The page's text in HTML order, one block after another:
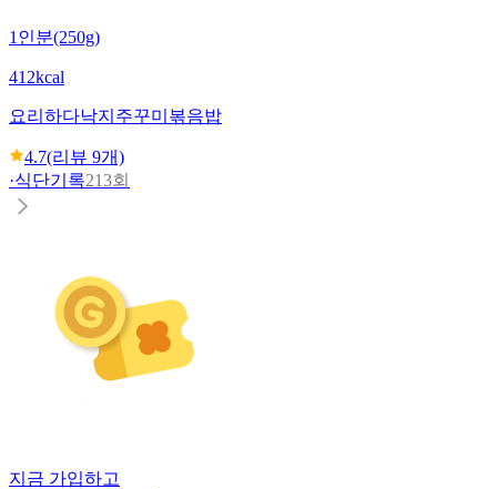
1인분(250g)
412kcal
요리하다낙지주꾸미볶음밥
4.7(리뷰 9개)
·식단기록213회
지금 가입하고